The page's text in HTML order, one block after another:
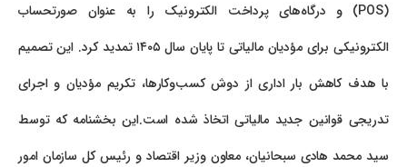
(POS) و درگاه‌های پرداخت الکترونیک را به عنوان صورتحساب
الکترونیکی برای مؤدیان مالیاتی تا پایان سال ۱۴۰۵ تمدید کرد. این تصمیم
با هدف کاهش بار اداری از دوش کسب‌وکارها، تکریم مؤدیان و اجرای
تدریجی قوانین جدید مالیاتی اتخاذ شده است.این بخشنامه که توسط
سید محمد هادی سبحانیان، معاون وزیر اقتصاد و رئیس کل سازمان امور